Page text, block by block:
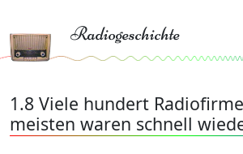
Radiogeschichte
1.8 Viele hundert
meisten waren schnell